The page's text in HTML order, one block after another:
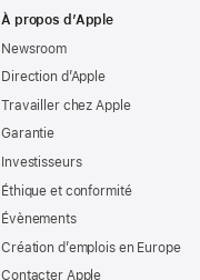
À propos d’Apple
Newsroom
Direction d’Apple
Travailler chez Apple
Garantie
Investisseurs
Éthique et conformité
Évènements
Création d’emplois en Europe
Contacter Apple